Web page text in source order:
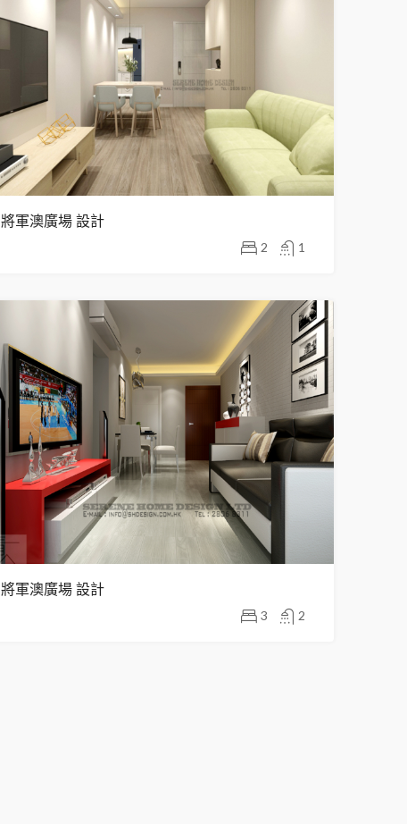
將軍澳廣場 設計
2 1
將軍澳廣場 設計
3 2